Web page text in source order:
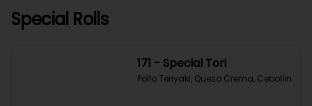
Special Rolls
171 - Special Tori
Pollo Teriyaki, Queso Crema, Cebollin